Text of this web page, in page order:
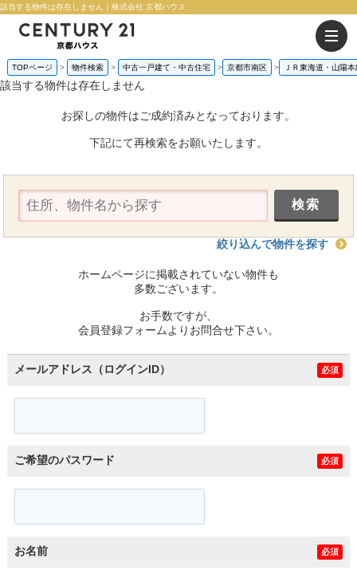
該当する物件は存在しません｜株式会社 京都ハウス
TOPページ 物件検索 中古一戸建て・中古住宅 京都市南区 ＪＲ東海道・山陽本
該当する物件は存在しません
お探しの物件はご成約済みとなっております。
下記にて再検索をお願いたします。
絞り込んで物件を探す
ホームページに掲載されていない物件も
多数ございます。
お手数ですが、
会員登録フォームよりお問合せ下さい。
メールアドレス（ログインID） 必須
ご希望のパスワード 必須
お名前 必須